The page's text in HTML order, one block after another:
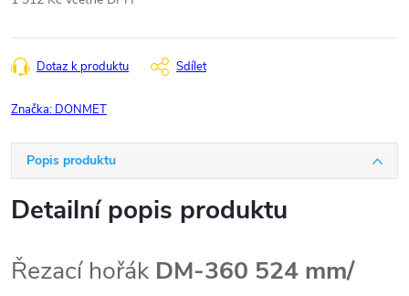
cena:
Dotaz k produktu Sdílet
Značka: DONMET
Popis produktu
Detailní popis produktu
Řezací hořák DM-360 524 mm/